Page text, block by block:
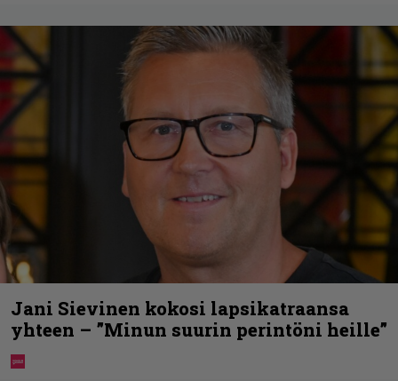
Jani Sievinen kokosi lapsikatraansa
yhteen – ”Minun suurin perintöni heille”